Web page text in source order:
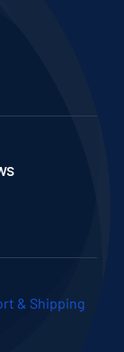
& Shipping